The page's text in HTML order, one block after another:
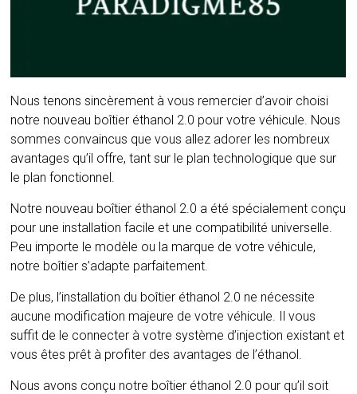
Nous tenons sincèrement à vous remercier d’avoir choisi
notre nouveau boîtier éthanol 2.0 pour votre véhicule. Nous
sommes convaincus que vous allez adorer les nombreux
avantages qu’il offre, tant sur le plan technologique que sur
le plan fonctionnel.
Notre nouveau boîtier éthanol 2.0 a été spécialement conçu
pour une installation facile et une compatibilité universelle.
Peu importe le modèle ou la marque de votre véhicule,
notre boîtier s’adapte parfaitement.
De plus, l’installation du boîtier éthanol 2.0 ne nécessite
aucune modification majeure de votre véhicule. Il vous
suffit de le connecter à votre système d’injection existant et
vous êtes prêt à profiter des avantages de l’éthanol.
Nous avons conçu notre boîtier éthanol 2.0 pour qu’il soit